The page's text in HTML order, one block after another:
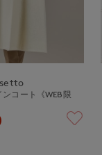
コート《WEB限